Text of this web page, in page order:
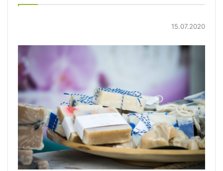
15.07.2020